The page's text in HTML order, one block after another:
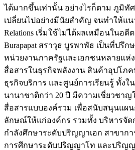
ได้มากขึ้นเท่านั้น อย่างไรก็ตาม ภูมิทั
เปลี่ยนไปอย่างมีนัยสำคัญ จนทำให้แน
Relations เริ่มใช้ไม่ได้ผลเหมือนในอดี
Burapapat สราวุ​ธ บูรพาพัธ เป็นที่ปรึ
หน่วยงานภาครัฐและเอกชนหลายแห่
สื่อสารในธุรกิจพลังงาน สินค้าอุปโภ
ธุรกิจบริการ และศูนย์การเรียนรู้ ทั้งใ
นานาชาติกว่า 20 ปี มีความเชี่ยวชาญ
สื่อสารแบบองค์รวม เพื่อสนับสนุนแผ
ลักษณ์ให้แก่องค์กร รวมทั้ง บริหารจัด
กำลังศึกษาระดับปริญญาเอก สาขาก
การศึกษาระดับปริญญาโท และปริญ